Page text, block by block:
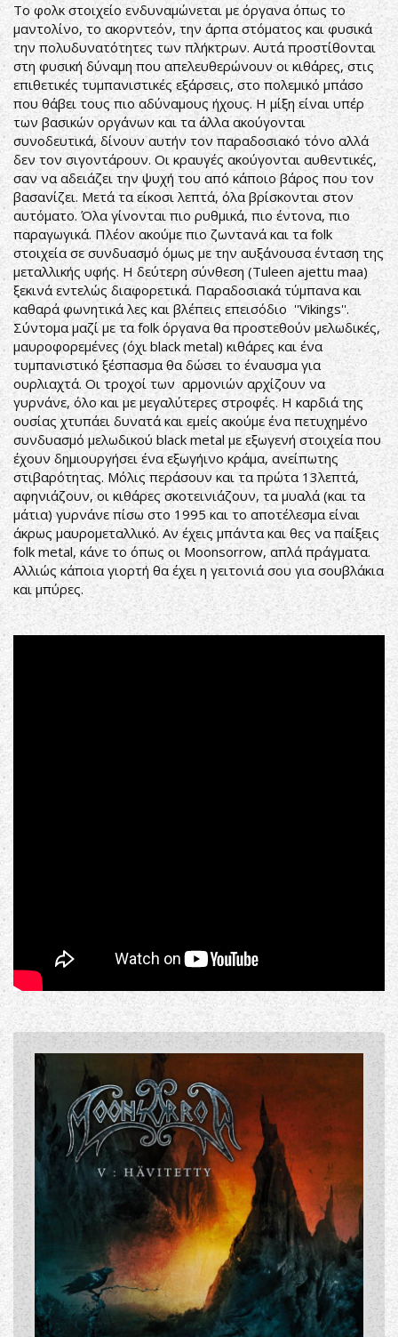
Το φολκ στοιχείο ενδυναμώνεται με όργανα όπως το
μαντολίνο, το ακορντεόν, την άρπα στόματος και φυσικά
την πολυδυνατότητες των πλήκτρων. Αυτά προστίθονται
στη φυσική δύναμη που απελευθερώνουν οι κιθάρες, στις
επιθετικές τυμπανιστικές εξάρσεις, στο πολεμικό μπάσο
που θάβει τους πιο αδύναμους ήχους. Η μίξη είναι υπέρ
των βασικών οργάνων και τα άλλα ακούγονται
συνοδευτικά, δίνουν αυτήν τον παραδοσιακό τόνο αλλά
δεν τον σιγοντάρουν. Οι κραυγές ακούγονται αυθεντικές,
σαν να αδειάζει την ψυχή του από κάποιο βάρος που τον
βασανίζει. Μετά τα είκοσι λεπτά, όλα βρίσκονται στον
αυτόματο. Όλα γίνονται πιο ρυθμικά, πιο έντονα, πιο
παραγωγικά. Πλέον ακούμε πιο ζωντανά και τα folk
στοιχεία σε συνδυασμό όμως με την αυξάνουσα ένταση της
μεταλλικής υφής. Η δεύτερη σύνθεση (Tuleen ajettu maa)
ξεκινά εντελώς διαφορετικά. Παραδοσιακά τύμπανα και
καθαρά φωνητικά λες και βλέπεις επεισόδιο ''Vikings''.
Σύντομα μαζί με τα folk όργανα θα προστεθούν μελωδικές,
μαυροφορεμένες (όχι black metal) κιθάρες και ένα
τυμπανιστικό ξέσπασμα θα δώσει το έναυσμα για
ουρλιαχτά. Οι τροχοί των αρμονιών αρχίζουν να
γυρνάνε, όλο και με μεγαλύτερες στροφές. Η καρδιά της
ουσίας χτυπάει δυνατά και εμείς ακούμε ένα πετυχημένο
συνδυασμό μελωδικού black metal με εξωγενή στοιχεία που
έχουν δημιουργήσει ένα εξωγήινο κράμα, ανείπωτης
στιβαρότητας. Μόλις περάσουν και τα πρώτα 13λεπτά,
αφηνιάζουν, οι κιθάρες σκοτεινιάζουν, τα μυαλά (και τα
μάτια) γυρνάνε πίσω στο 1995 και το αποτέλεσμα είναι
άκρως μαυρομεταλλικό. Αν έχεις μπάντα και θες να παίξεις
folk metal, κάνε το όπως οι Moonsorrow, απλά πράγματα.
Αλλιώς κάποια γιορτή θα έχει η γειτονιά σου για σουβλάκια
και μπύρες.